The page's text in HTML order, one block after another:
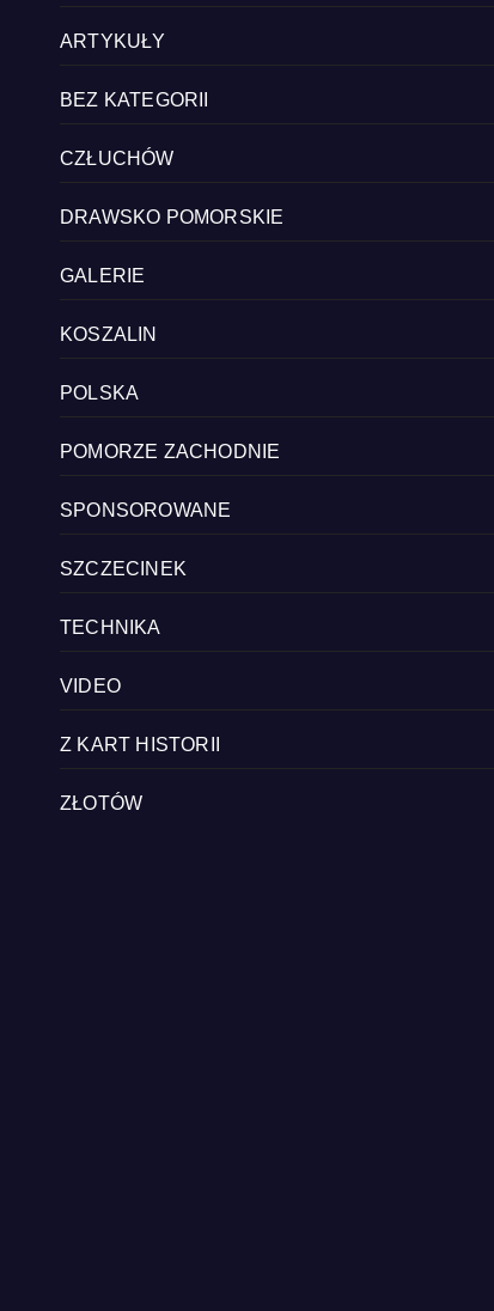
ARTYKUŁY
BEZ KATEGORII
CZŁUCHÓW
DRAWSKO POMORSKIE
GALERIE
KOSZALIN
POLSKA
POMORZE ZACHODNIE
SPONSOROWANE
SZCZECINEK
TECHNIKA
VIDEO
Z KART HISTORII
ZŁOTÓW